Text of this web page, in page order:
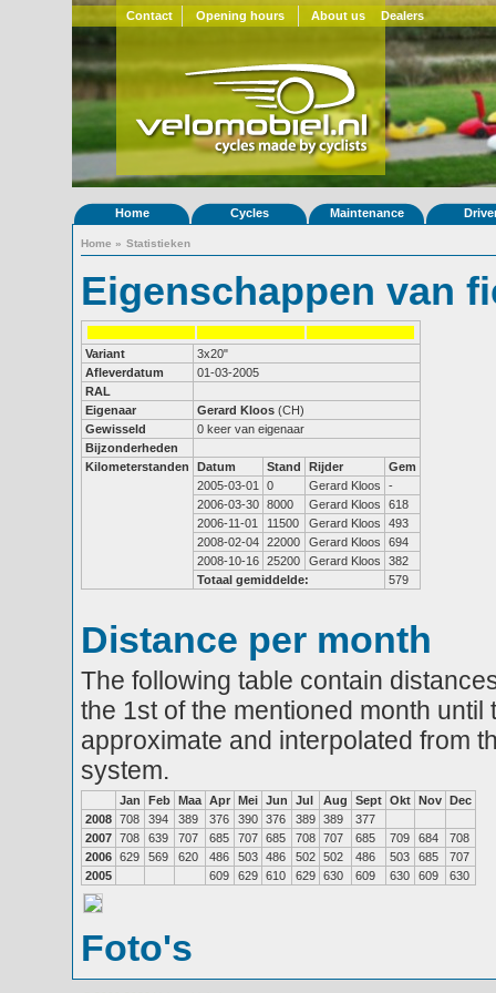
Contact Opening hours About us Dealers
Home Cycles Maintenance
Home » Statistieken
Eigenschappen van
Variant
3x20"
Afleverdatum
01-03-2005
RAL
Eigenaar
Gerard Kloos (CH)
Gewisseld
0 keer van eigenaar
Bijzonderheden
Kilometerstanden
Datum Stand Rijder
Gem
2005-03-01
0 Gerard Kloos
-
2006-03-30 8000 Gerard Kloos
618
2006-11-01
11500 Gerard Kloos
493
2008-02-04 22000 Gerard Kloos
694
2008-10-16 25200 Gerard Kloos
382
Totaal gemiddelde:
579
Distance per month
The following table contain
the 1st of the mentioned month
approximate and interpolated from
system.
Jan Feb Maa Apr Mei Jun Jul Aug Sept Okt Nov Dec
2008 708 394 389 376 390 376 389 389
377
2007 708 639 707 685 707 685 708 707 685 709 684
708
2006 629 569 620 486 503 486 502 502 486 503 685
707
2005
609 629 610 629 630 609 630 609 630
Foto's